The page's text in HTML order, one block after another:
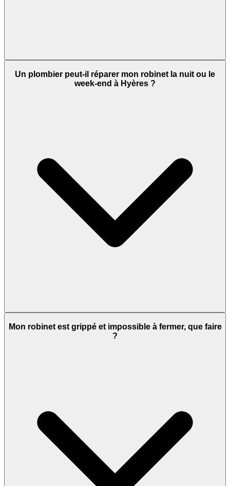
Un plombier peut-il réparer mon robinet la nuit ou le
week-end à Hyères ?
Mon robinet est grippé et impossible à fermer, que faire
?